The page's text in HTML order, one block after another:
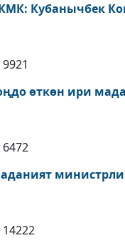
Кубанычбек
9921
өткөн ири
6472
14222